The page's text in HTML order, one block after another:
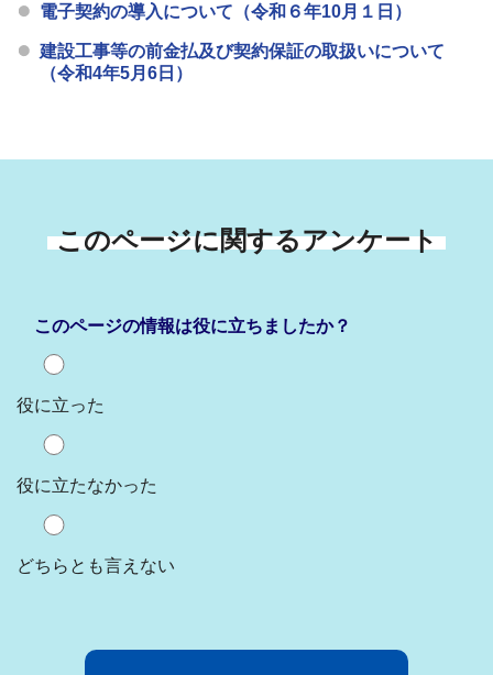
電子契約の導入について（令和６年10月１日）
建設工事等の前金払及び契約保証の取扱いについて
（令和4年5月6日）
このページに関するアンケート
このページの情報は役に立ちましたか？
役に立った
役に立たなかった
どちらとも言えない